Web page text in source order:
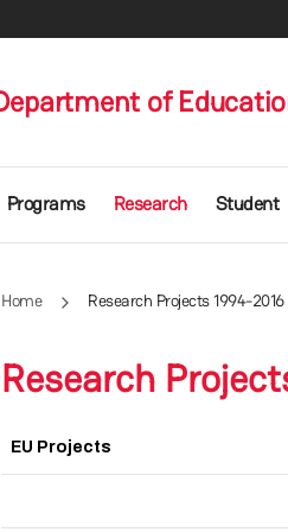
of
Programs Research Student
Home Research Projects 1994-2016
Research
EU Projects